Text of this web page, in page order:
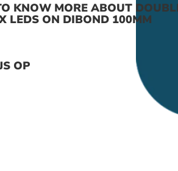
KNOW MORE ABOUT
LEDS ON DIBOND 100MM
OP